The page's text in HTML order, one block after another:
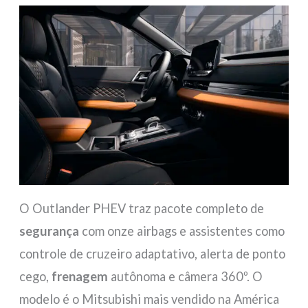
O Outlander PHEV traz pacote completo de
segurança com onze airbags e assistentes como
controle de cruzeiro adaptativo, alerta de ponto
cego, frenagem autônoma e câmera 360º. O
modelo é o Mitsubishi mais vendido na América